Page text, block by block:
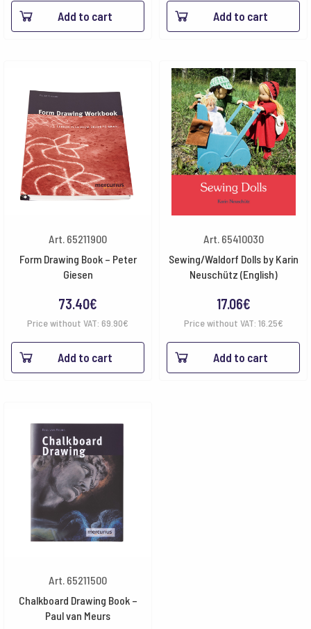
Add to cart Add to cart
Art. 65211900
Form Drawing Book – Peter
Giesen
73.40€
Price without VAT: 69.90€
Add to cart
Art. 65410030
Sewing/Waldorf Dolls by Karin
Neuschütz (English)
17.06€
Price without VAT: 16.25€
Add to cart
Art. 65211500
Chalkboard Drawing Book –
Paul van Meurs